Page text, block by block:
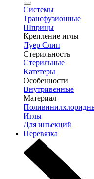
Системы
Трансфузионные
Шприцы
Крепление иглы
Луер Слип
Стерильность
Стерильные
Катетеры
Особенности
Внутривенные
Материал
Иглы
Для инъекций
Перевязка